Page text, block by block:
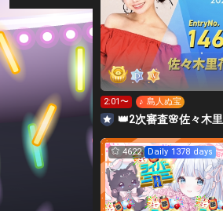
2:01〜 ♪ 島人ぬ宝
4622 Daily 1378 days